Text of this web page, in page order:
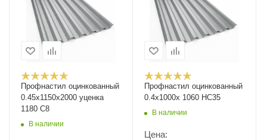
Профнастил оцинкованный
0.45х1150х2000 уценка
1180 С8
В наличии
Профнастил оцинкованный
0.4х1000х 1060 НС35
В наличии
Цена: